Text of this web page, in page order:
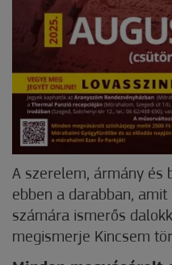
A szerelem, ármány és
ebben a darabban,
számára ismerős
megismerje Kincsem